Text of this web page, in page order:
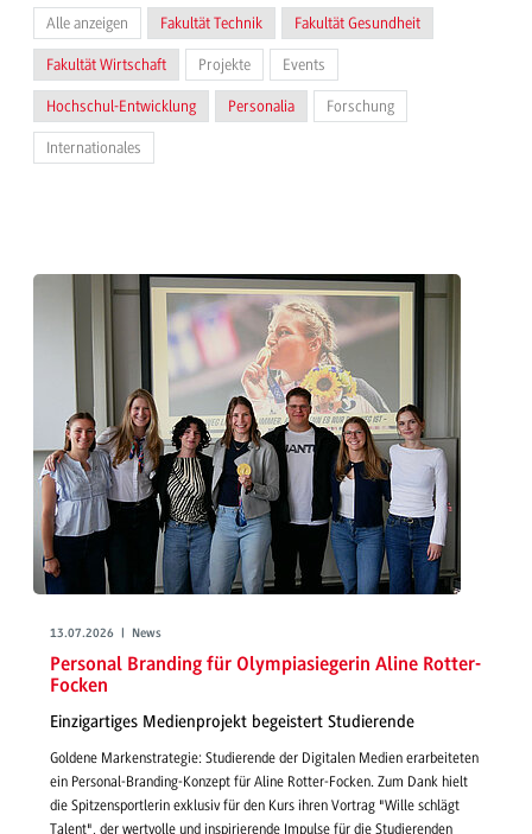
Alle anzeigen Fakultät Technik Fakultät Gesundheit
Fakultät Wirtschaft Projekte Events
Hochschul-Entwicklung Personalia Forschung
Internationales
13.07.2026 | News
Personal Branding für Olympiasiegerin Aline Rotter-
Focken
Einzigartiges Medienprojekt begeistert Studierende
Goldene Markenstrategie: Studierende der Digitalen Medien erarbeiteten
ein Personal-Branding-Konzept für Aline Rotter-Focken. Zum Dank hielt
die Spitzensportlerin exklusiv für den Kurs ihren Vortrag "Wille schlägt
Talent", der wertvolle und inspirierende Impulse für die Studierenden